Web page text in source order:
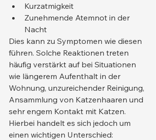
Kurzatmigkeit
Zunehmende Atemnot in der
Nacht
Dies kann zu Symptomen wie diesen
führen. Solche Reaktionen treten
häufig verstärkt auf bei Situationen
wie längerem Aufenthalt in der
Wohnung, unzureichender Reinigung,
Ansammlung von Katzenhaaren und
sehr engem Kontakt mit Katzen.
Hierbei handelt es sich jedoch um
einen wichtigen Unterschied: